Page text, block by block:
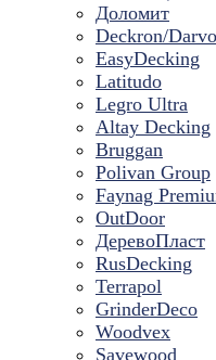
Доломит
Deckron/
EasyDecking
Latitudo
Legro Ultra
Altay Decking
Bruggan
Polivan Group
Faynag
OutDoor
ДеревоПласт
RusDecking
Terrapol
GrinderDeco
Woodvex
Savewood